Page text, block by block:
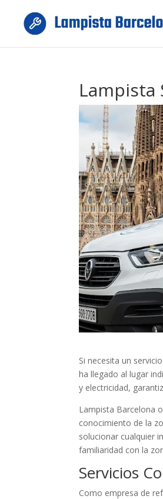
Lampista
Si necesita un
ha llegado al lugar
y electricidad,
Lampista Barcelona
conocimiento de la
solucionar cualquier
familiaridad con la
Servicios
Como empresa de